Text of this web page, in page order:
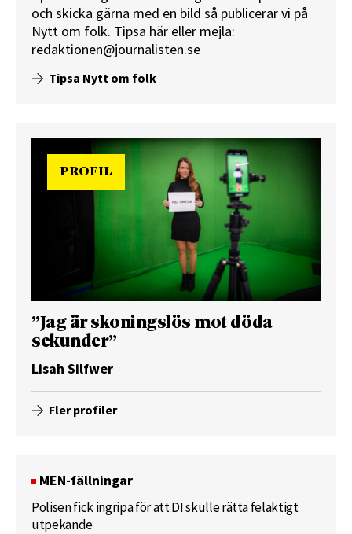
och skicka gärna med en bild så publicerar vi på
Nytt om folk. Tipsa här eller mejla:
redaktionen@journalisten.se
Tipsa Nytt om folk
PROFIL
”Jag är skoningslös mot döda
sekunder”
Lisah Silfwer
Fler profiler
MEN-fällningar
Polisen fick ingripa för att DI skulle rätta felaktigt
utpekande